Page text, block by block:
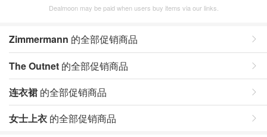
Dealmoon may be paid when users buy items via our links.
Zimmermann 的全部促销商品
The Outnet 的全部促销商品
连衣裙 的全部促销商品
女士上衣 的全部促销商品